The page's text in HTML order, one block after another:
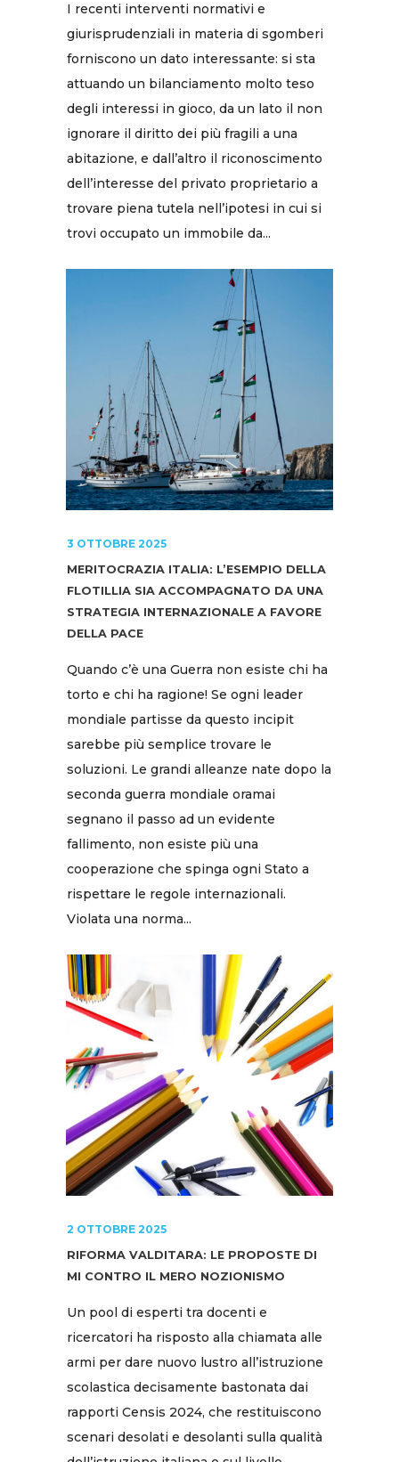
I recenti interventi normativi e
giurisprudenziali in materia di sgomberi
forniscono un dato interessante: si sta
attuando un bilanciamento molto teso
degli interessi in gioco, da un lato il non
ignorare il diritto dei più fragili a una
abitazione, e dall’altro il riconoscimento
dell’interesse del privato proprietario a
trovare piena tutela nell’ipotesi in cui si
trovi occupato un immobile da...
3 OTTOBRE 2025
MERITOCRAZIA ITALIA: L’ESEMPIO DELLA
FLOTILLIA SIA ACCOMPAGNATO DA UNA
STRATEGIA INTERNAZIONALE A FAVORE
DELLA PACE
Quando c’è una Guerra non esiste chi ha
torto e chi ha ragione! Se ogni leader
mondiale partisse da questo incipit
sarebbe più semplice trovare le
soluzioni. Le grandi alleanze nate dopo la
seconda guerra mondiale oramai
segnano il passo ad un evidente
fallimento, non esiste più una
cooperazione che spinga ogni Stato a
rispettare le regole internazionali.
Violata una norma...
2 OTTOBRE 2025
RIFORMA VALDITARA: LE PROPOSTE DI
MI CONTRO IL MERO NOZIONISMO
Un pool di esperti tra docenti e
ricercatori ha risposto alla chiamata alle
armi per dare nuovo lustro all’istruzione
scolastica decisamente bastonata dai
rapporti Censis 2024, che restituiscono
scenari desolati e desolanti sulla qualità